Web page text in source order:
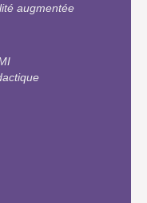
augmentée